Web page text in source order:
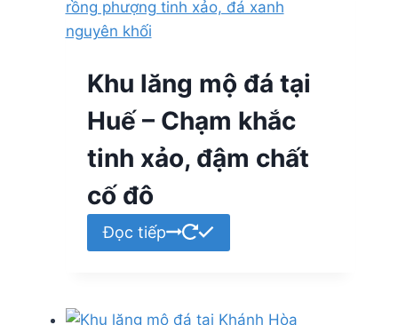
Khu lăng mộ đá tại
Huế – Chạm khắc
tinh xảo, đậm chất
cố đô
Đọc tiếp